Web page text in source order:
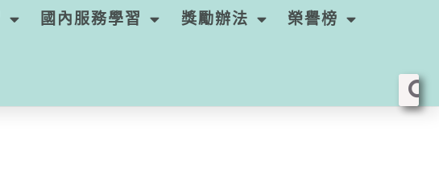
國內服務學習 獎勵辦法
榮譽榜